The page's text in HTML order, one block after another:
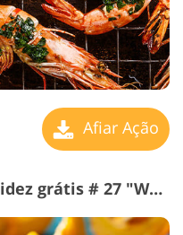
Afiar Ação
Photoshop de ação de nitidez grátis # 27 "Warm Effect"